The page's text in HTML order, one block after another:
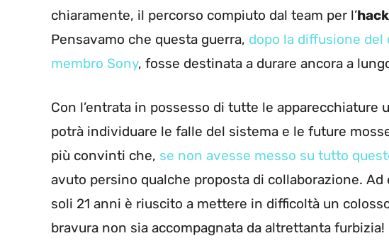
chiaramente, il percorso compiuto dal team per l’
Pensavamo che questa guerra, dopo la diffusione del
membro Sony, fosse destinata a durare ancora a
Con l’entrata in possesso di tutte le apparecchiature
potrà individuare le falle del sistema e le future
più convinti che, se non avesse messo su tutto
avuto persino qualche proposta di collaborazione.
soli 21 anni è riuscito a mettere in difficoltà un
bravura non sia accompagnata da altrettanta furbizia!